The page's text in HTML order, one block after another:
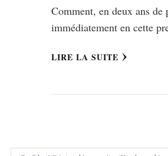
Comment, en deux ans de
immédiatement en cette
LIRE LA SUITE